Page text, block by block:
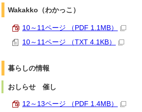
Wakakko（わかっこ）
10～11ページ （PDF 1.1MB）
10～11ページ （TXT 4.1KB）
暮らしの情報
おしらせ 催し
12～13ページ （PDF 1.4MB）